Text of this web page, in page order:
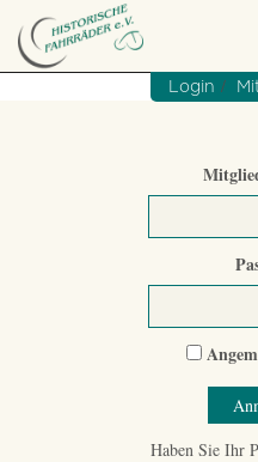
Login /
Haben Sie Ihr